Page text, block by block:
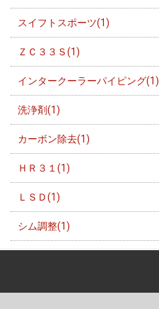
スイフトスポーツ(1)
ＺＣ３３Ｓ(1)
インタークーラーパイピング(1)
洗浄剤(1)
カーボン除去(1)
ＨＲ３１(1)
ＬＳＤ(1)
シム調整(1)